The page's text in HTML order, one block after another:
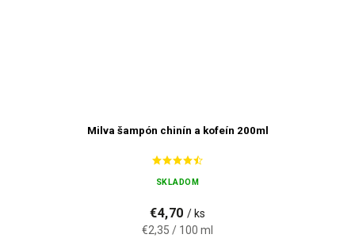
Milva šampón chinín a kofeín 200ml
SKLADOM
€4,70 / ks
€2,35 / 100 ml